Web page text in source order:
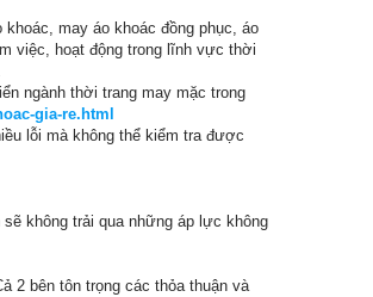
may áo khoác đồng phục, áo
việc, hoạt động trong lĩnh vực thời
ngành thời trang may mặc trong
gia-re.html
lỗi mà không thể kiểm tra được
không trải qua những áp lực không
2 bên tôn trọng các thỏa thuận và